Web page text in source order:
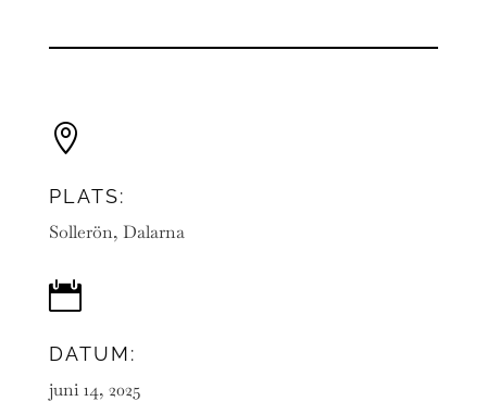

PLATS:
Sollerön, Dalarna

DATUM:
juni 14, 2025